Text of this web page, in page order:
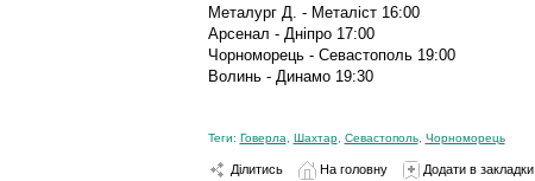
Металург Д. - Металіст 16:00
Арсенал - Дніпро 17:00
Чорноморець - Севастополь 19:00
Волинь - Динамо 19:30
Теги: Говерла Шахтар, Севастополь, Чорноморець
Ділитись На головну Додати в закладки